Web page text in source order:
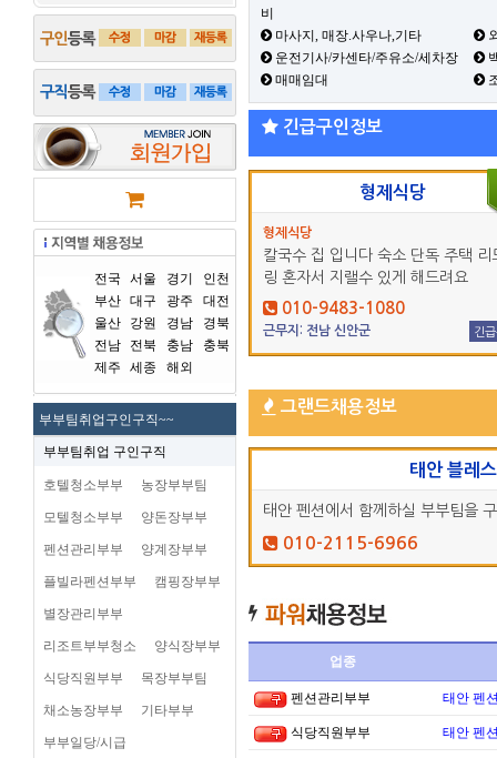
전국 서울 경기
인천
부산 대구 광주
대전
울산
강원 경남
경북
전남
전북 충남
충북
제주
세종 해외
부부팀취업구인구직~~
부부팀취업 구인구직
호텔청소부부 농장부부팀
모텔청소부부 양돈장부부
펜션관리부부 양계장부부
플빌라펜션부부 캠핑장부부
별장관리부부
리조트부부청소 양식장부부
식당직원부부 목장부부팀
채소농장부부 기타부부
부부일당/시급
비
마사지, 매장.사우나,기타
운전기사/카센타/주유소/세차장
매매임대
긴급구인정보
형제식당
형제식당
칼국수 집 입니다 숙소 단독 주택 리
링 혼자서 지랠수 있게 해드려요
010-9483-1080
근무지: 전남 신안군 긴
그랜드채용정보
태안 블레
태안 펜션에서 함께하실 부부팀을
010-2115-6966
업종
펜션관리부부 태안 펜
식당직원부부 태안 펜